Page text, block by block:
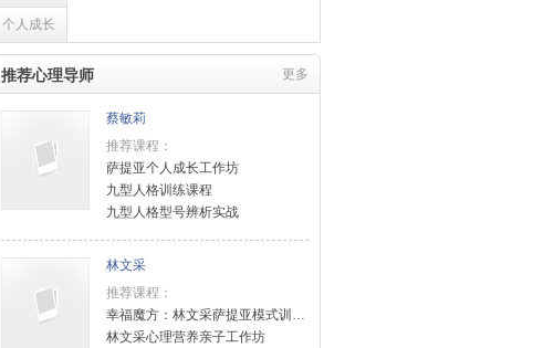
个人成长
推荐心理导师 更多
蔡敏莉
推荐课程：
萨提亚个人成长工作坊
九型人格训练课程
九型人格型号辨析实战
林文采
推荐课程：
幸福魔方：林文采萨提亚模式训练课程
林文采心理营养亲子工作坊